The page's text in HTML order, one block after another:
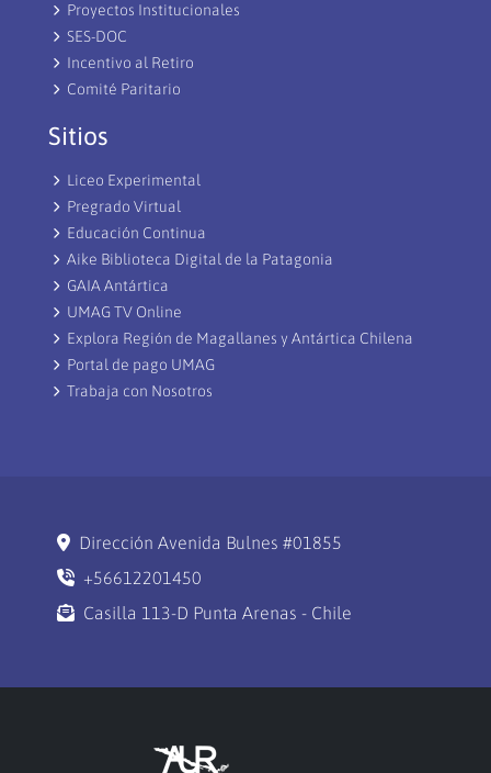
Proyectos Institucionales
SES-DOC
Incentivo al Retiro
Comité Paritario
Sitios
Liceo Experimental
Pregrado Virtual
Educación Continua
Aike Biblioteca Digital de la Patagonia
GAIA Antártica
UMAG TV Online
Explora Región de Magallanes y Antártica Chilena
Portal de pago UMAG
Trabaja con Nosotros
Dirección Avenida Bulnes #01855
+56612201450
Casilla 113-D Punta Arenas - Chile